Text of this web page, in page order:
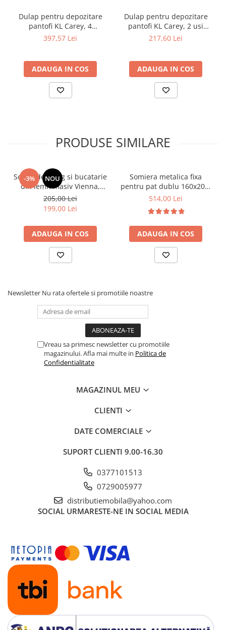
Dulap pentru depozitare
pantofi KL Carey, 4
compartimente, usi
397,57 Lei
ADAUGA IN COS
Dulap pentru depozitare
pantofi KL Carey, 2 usi
rabatabile, 4 rafturi, Pal
217,60 Lei
ADAUGA IN COS
PRODUSE SIMILARE
-3% NOU
Scaun de living si bucatarie
din lemn masiv Vienna,
tapiterie stofa,100 kg,
94x49x40 cm, nuc/bej
205,00 Lei
199,00 Lei
ADAUGA IN COS
Somiera metalica fixa
pentru pat dublu 160x200,
6 picioare, 32 lamele lemn
saltea ferm, negru
514,00 Lei
ADAUGA IN COS
Newsletter Nu rata ofertele si promotiile noastre
Vreau sa primesc newsletter cu promotiile
magazinului. Afla mai multe in Politica de
Confidentialitate
MAGAZINUL MEU
CLIENTI
DATE COMERCIALE
SUPORT CLIENTI 9.00-16.30
0377101513
0729005977
distributiemobila@yahoo.com
SOCIAL URMARESTE-NE IN SOCIAL MEDIA